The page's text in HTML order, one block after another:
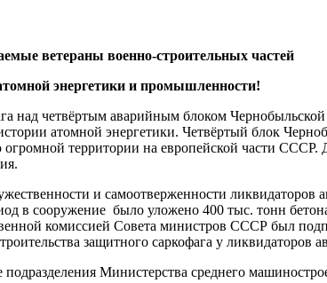
ветераны военно-строительных частей
энергетики и промышленности!
над четвёртым аварийным блоком
атомной энергетики. Четвёртый блок
территории на европейской части
и самоотверженности
в сооружение было уложено 400 тыс. тонн
комиссией Совета министров СССР был
защитного саркофага у
Министерства среднего